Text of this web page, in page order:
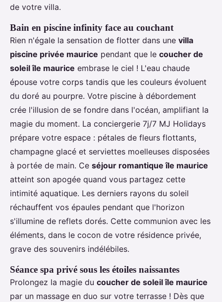
de votre villa.
Bain en piscine infinity face au couchant
Rien n'égale la sensation de flotter dans une villa
piscine privée maurice pendant que le coucher de
soleil île maurice embrase le ciel ! L'eau chaude
épouse votre corps tandis que les couleurs évoluent
du doré au pourpre. Votre piscine à débordement
crée l'illusion de se fondre dans l'océan, amplifiant la
magie du moment. La conciergerie 7j/7 MJ Holidays
prépare votre espace : pétales de fleurs flottants,
champagne glacé et serviettes moelleuses disposées
à portée de main. Ce séjour romantique île maurice
atteint son apogée quand vous partagez cette
intimité aquatique. Les derniers rayons du soleil
réchauffent vos épaules pendant que l'horizon
s'illumine de reflets dorés. Cette communion avec les
éléments, dans le cocon de votre résidence privée,
grave des souvenirs indélébiles.
Séance spa privé sous les étoiles naissantes
Prolongez la magie du coucher de soleil île maurice
par un massage en duo sur votre terrasse ! Dès que